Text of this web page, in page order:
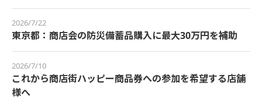
2026/7/22
東京都：商店会の防災備蓄品購入に最大30万円を補助
2026/7/10
これから商店街ハッピー商品券への参加を希望する店舗
様へ